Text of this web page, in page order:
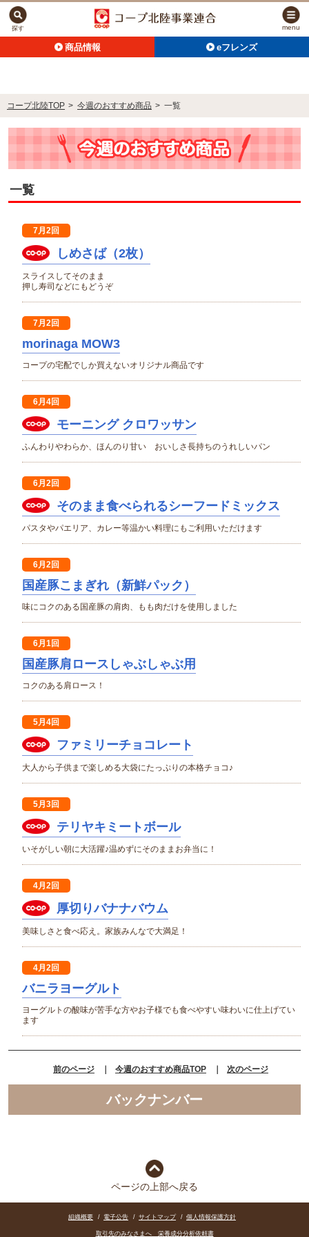
商品情報 eフレンズ
探す menu
コープ北陸TOP > 今週のおすすめ商品 > 一覧
一覧
7月2回
しめさば（2枚）
スライスしてそのまま
押し寿司などにもどうぞ
7月2回
morinaga MOW3
コープの宅配でしか買えないオリジナル商品です
6月4回
モーニング クロワッサン
ふんわりやわらか、ほんのり甘い おいしさ長持ちのうれしいパン
6月2回
そのまま食べられるシーフードミックス
パスタやパエリア、カレー等温かい料理にもご利用いただけます
6月2回
国産豚こまぎれ（新鮮パック）
味にコクのある国産豚の肩肉、もも肉だけを使用しました
6月1回
国産豚肩ロースしゃぶしゃぶ用
コクのある肩ロース！
5月4回
ファミリーチョコレート
大人から子供まで楽しめる大袋にたっぷりの本格チョコ♪
5月3回
テリヤキミートボール
いそがしい朝に大活躍♪温めずにそのままお弁当に！
4月2回
厚切りバナナバウム
美味しさと食べ応え。家族みんなで大満足！
4月2回
バニラヨーグルト
ヨーグルトの酸味が苦手な方やお子様でも食べやすい味わいに仕上げてい
ます
前のページ ｜ 今週のおすすめ商品TOP ｜ 次のページ
バックナンバー
ページの上部へ戻る
組織概要 / 電子公告 / サイトマップ / 個人情報保護方針
取引先のみなさまへ 栄養成分分析依頼書